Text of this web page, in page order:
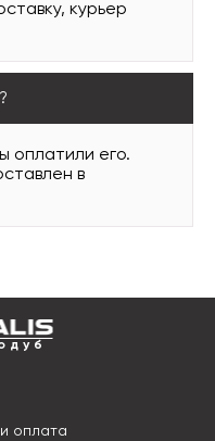
курьер
оплатили его.
в
оплата